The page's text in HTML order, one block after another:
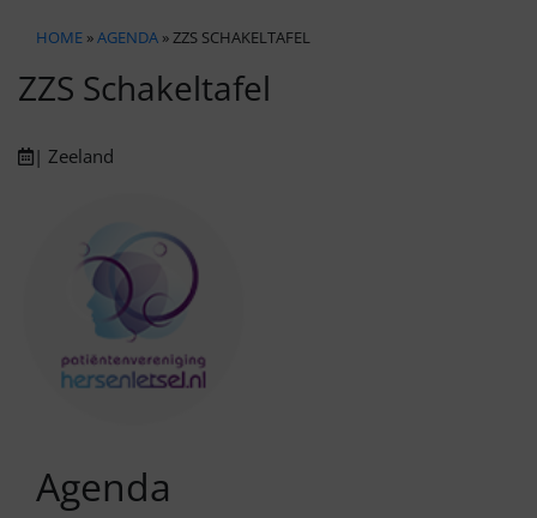
HOME »AGENDA » ZZS SCHAKELTAFEL
ZZS Schakeltafel
| Zeeland
Agenda